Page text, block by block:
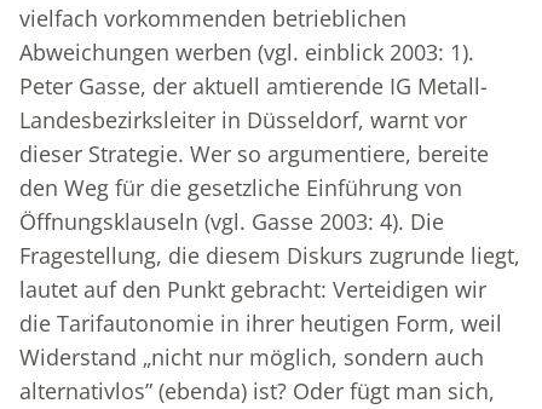
vielfach vorkommenden betrieblichen
Abweichungen werben (vgl. einblick 2003: 1).
Peter Gasse, der aktuell amtierende IG Metall-
Landesbezirksleiter in Düsseldorf, warnt vor
dieser Strategie. Wer so argumentiere, bereite
den Weg für die gesetzliche Einführung von
Öffnungsklauseln (vgl. Gasse 2003: 4). Die
Fragestellung, die diesem Diskurs zugrunde liegt,
lautet auf den Punkt gebracht: Verteidigen wir
die Tarifautonomie in ihrer heutigen Form, weil
Widerstand „nicht nur möglich, sondern auch
alternativlos” (ebenda) ist? Oder fügt man sich,